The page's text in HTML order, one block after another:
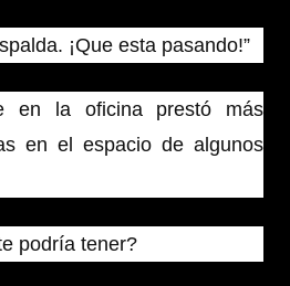
¡Que esta pasando!”
en la oficina prestó más
en el espacio de algunos
podría tener?